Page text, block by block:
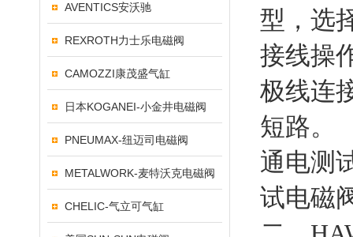
AVENTICS安沃驰
REXROTH力士乐电磁阀
CAMOZZI康茂盛气缸
日本KOGANEI-小金井电磁阀
PNEUMAX-纽迈司电磁阀
METALWORK-麦特沃克电磁阀
CHELIC-气立可气缸
型，选
接线操
极线连
短路。
通电测
试电磁